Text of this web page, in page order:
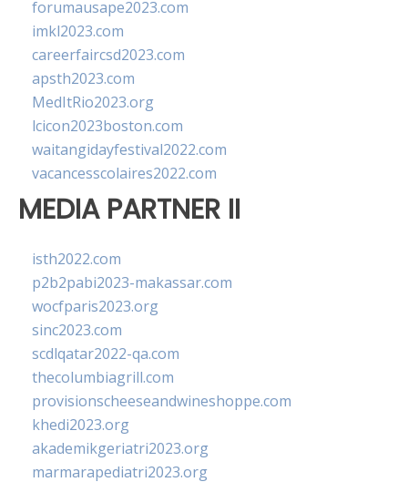
forumausape2023.com
imkl2023.com
careerfaircsd2023.com
apsth2023.com
MedItRio2023.org
lcicon2023boston.com
waitangidayfestival2022.com
vacancesscolaires2022.com
MEDIA PARTNER II
isth2022.com
p2b2pabi2023-makassar.com
wocfparis2023.org
sinc2023.com
scdlqatar2022-qa.com
thecolumbiagrill.com
provisionscheeseandwineshoppe.com
khedi2023.org
akademikgeriatri2023.org
marmarapediatri2023.org